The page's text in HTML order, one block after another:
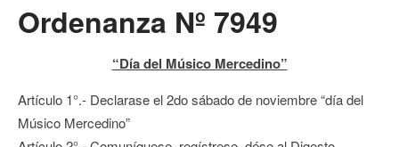
Ordenanza Nº 7949
“Día del Músico Mercedino”
Artículo 1°.- Declarase el 2do sábado de noviembre “día del
Músico Mercedino”